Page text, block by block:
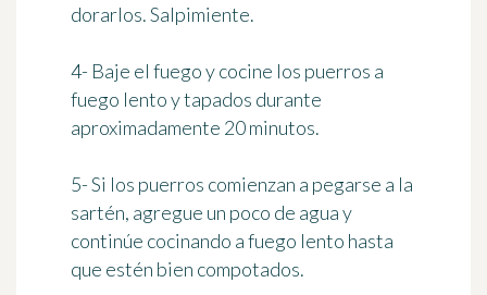
dorarlos. Salpimiente.
4- Baje el fuego y cocine los puerros a
fuego lento y tapados durante
aproximadamente 20 minutos.
5- Si los puerros comienzan a pegarse a la
sartén, agregue un poco de agua y
continúe cocinando a fuego lento hasta
que estén bien compotados.